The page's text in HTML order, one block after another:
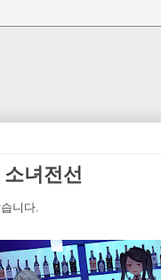
녀전선
니다.